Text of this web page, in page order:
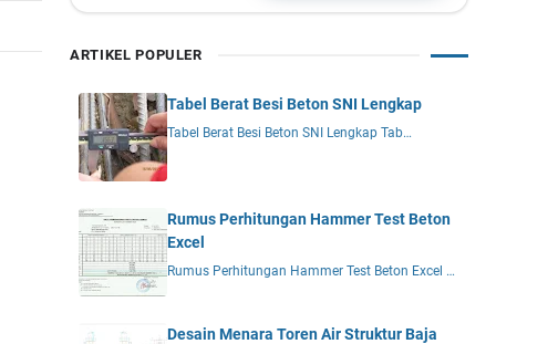
ARTIKEL POPULER
Tabel Berat Besi Beton SNI Lengkap
Tabel Berat Besi Beton SNI Lengkap Tab…
Rumus Perhitungan Hammer Test Beton
Excel
Rumus Perhitungan Hammer Test Beton Excel …
Desain Menara Toren Air Struktur Baja